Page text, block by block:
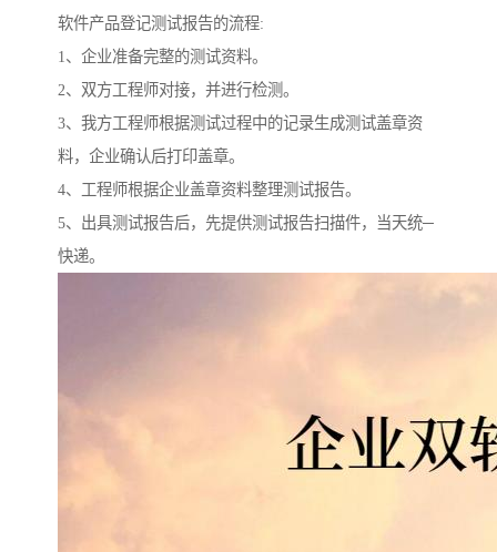
软件产品登记测试报告的流程:
1、企业准备完整的测试资料。
2、双方工程师对接，并进行检测。
3、我方工程师根据测试过程中的记录生成测试盖章资
料，企业确认后打印盖章。
4、工程师根据企业盖章资料整理测试报告。
5、出具测试报告后，先提供测试报告扫描件，当天统─
快递。